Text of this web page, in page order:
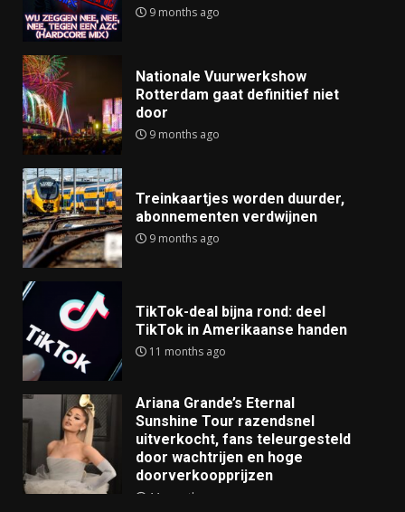
9 months ago
Nationale Vuurwerkshow
Rotterdam gaat definitief niet
door
9 months ago
Treinkaartjes worden duurder,
abonnementen verdwijnen
9 months ago
TikTok-deal bijna rond: deel
TikTok in Amerikaanse handen
11 months ago
Ariana Grande’s Eternal
Sunshine Tour razendsnel
uitverkocht, fans teleurgesteld
door wachtrijen en hoge
doorverkoopprijzen
11 months ago